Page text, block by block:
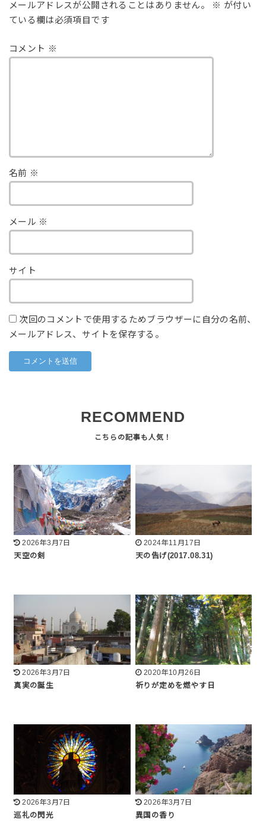
メールアドレスが公開されることはありません。 ※ が付い
ている欄は必須項目です
コメント ※
名前 ※
メール ※
サイト
次回のコメントで使用するためブラウザーに自分の名前、
メールアドレス、サイトを保存する。
RECOMMEND
2026年3月7日
天空の剣
2024年11月17日
天の告げ(2017.08.31)
2026年3月7日
真実の誕生
2020年10月26日
祈りが定めを燃やす日
2026年3月7日
巡礼の閃光
2026年3月7日
異国の香り